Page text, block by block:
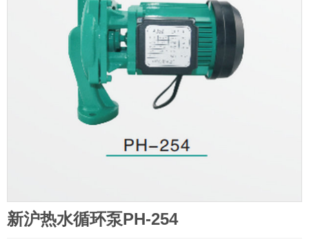
新沪热水循环泵PH-254